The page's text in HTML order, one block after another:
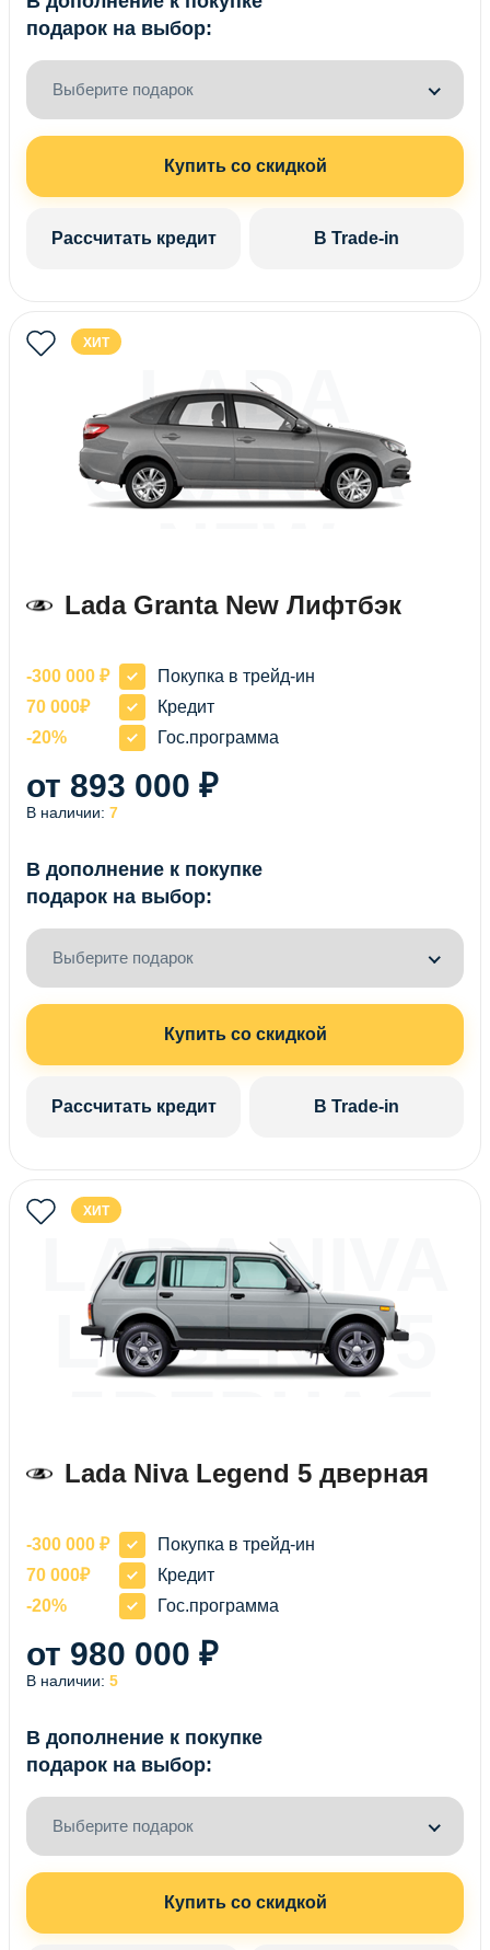
подарок на выбор:
Выберите подарок
Купить со скидкой
Рассчитать кредит В Trade-in
ХИТ
LADA
GRANTA
ЛИФТБЭК
Lada Granta New Лифтбэк
-300 000 ₽
Покупка в трейд-ин
70 000₽
Кредит
-20%
Гос.программа
от 893 000 ₽
В наличии: 7
В дополнение к покупке
подарок на выбор:
Выберите подарок
Купить со скидкой
Рассчитать кредит В Trade-in
ХИТ
LADA NIVA
LEGEND 5
Lada Niva Legend 5 дверная
-300 000 ₽
Покупка в трейд-ин
70 000₽
Кредит
-20%
Гос.программа
от 980 000 ₽
В наличии: 5
В дополнение к покупке
подарок на выбор:
Выберите подарок
Купить со скидкой